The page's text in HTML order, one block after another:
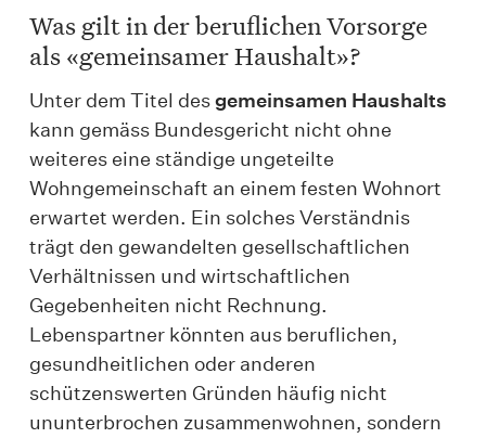
Was gilt in der beruflichen Vorsorge
als «gemeinsamer Haushalt»?
Unter dem Titel desgemeinsamen Haushalts
kann gemäss Bundesgericht nicht ohne
weiteres eine ständige ungeteilte
Wohngemeinschaft an einem festen Wohnort
erwartet werden. Ein solches Verständnis
trägt den gewandelten gesellschaftlichen
Verhältnissen und wirtschaftlichen
Gegebenheiten nicht Rechnung.
Lebenspartner könnten aus beruflichen,
gesundheitlichen oder anderen
schützenswerten Gründen häufig nicht
ununterbrochen zusammenwohnen, sondern